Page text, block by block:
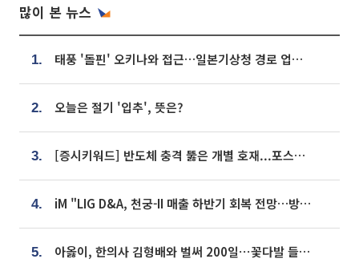
많이 본 뉴스
1. 태풍 '돌핀' 오키나와 접근…일본기상청 경로 업데이트
2. 오늘은 절기 '입추', 뜻은?
3. [증시키워드] 반도체 충격 뚫은 개별 호재...포스코퓨처엠·에코프로·한화솔루션 '눈길'
4. iM "LIG D&A, 천궁-II 매출 하반기 회복 전망…방산 톱픽 유지"
5. 아옳이, 한의사 김형배와 벌써 200일⋯꽃다발 들고 "프러포즈 아냐"